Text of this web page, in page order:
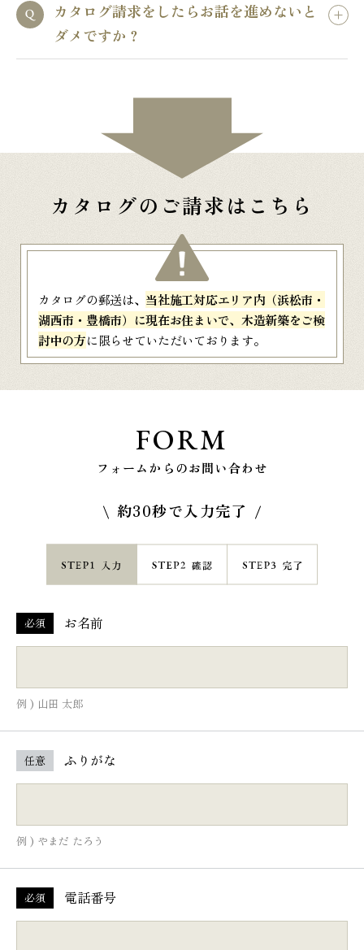
カタログ請求をしたらお話を進めないと
ダメですか？
カタログのご請求はこちら
カタログの郵送は、 当社施工対応エリア内（浜松市・
湖西市・豊橋市）に現在お住まいで、木造新築をご検
討中の方に限らせていただいております。
FORM
フォームからのお問い合わせ
約30秒で入力完了
必須 お名前
例 ) 山田 太郎
任意 ふりがな
例 ) やまだ たろう
必須 電話番号